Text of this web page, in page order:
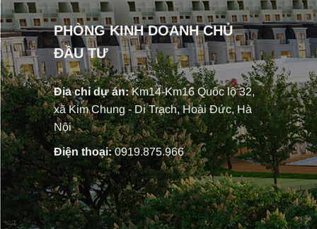
PHÒNG KINH DOANH CHỦ
ĐẦU TƯ
Địa chỉ dự án:Km14-Km16 Quốc lộ 32,
xã Kim Chung - Di Trạch, Hoài Đức, Hà
Nội
Điện thoại:0919.875.966